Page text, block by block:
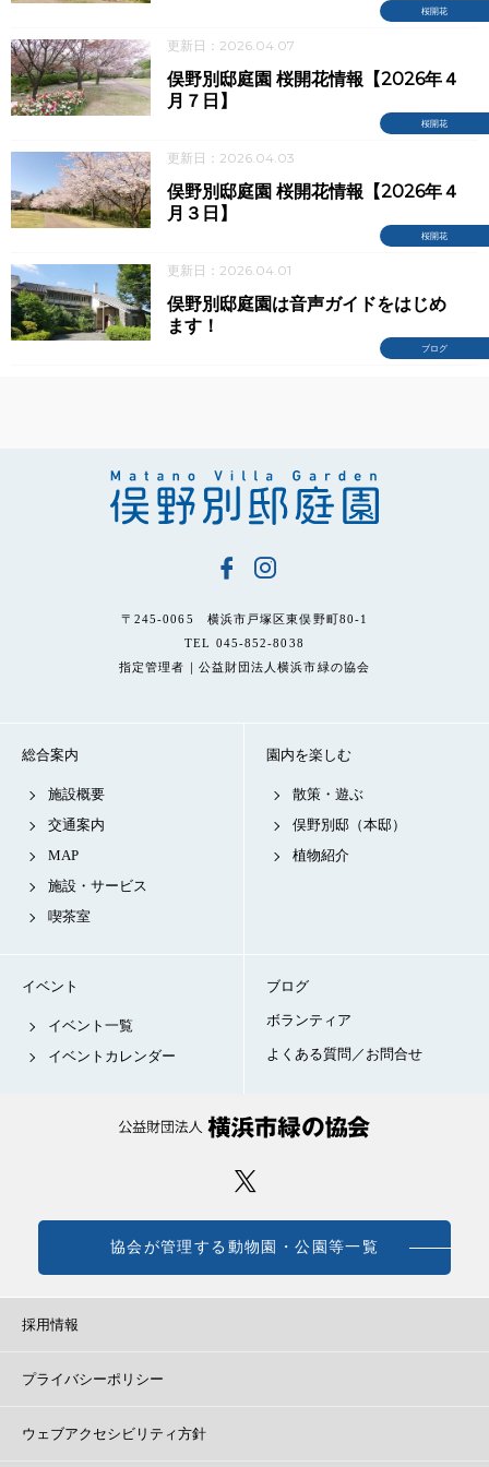
桜開花
更新日：2026.04.07
桜開花
俣野別邸庭園 桜開花情報【2026年４
月７日】
更新日：2026.04.03
桜開花
俣野別邸庭園 桜開花情報【2026年４
月３日】
更新日：2026.04.01
ブログ
俣野別邸庭園は音声ガイドをはじめ
ます！
〒245-0065 横浜市戸塚区東俣野町80-1
TEL 045-852-8038
指定管理者｜公益財団法人横浜市緑の協会
総合案内
施設概要
交通案内
MAP
施設・サービス
喫茶室
園内を楽しむ
散策・遊ぶ
俣野別邸（本邸）
植物紹介
イベント
イベント一覧
イベントカレンダー
ブログ
ボランティア
よくある質問／お問合せ
協会が管理する動物園・公園等一覧
採用情報
プライバシーポリシー
ウェブアクセシビリティ方針